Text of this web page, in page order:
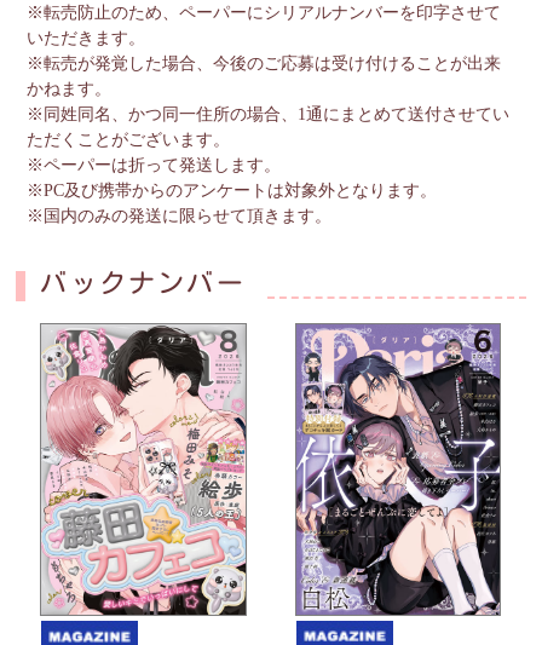
※転売防止のため、ペーパーにシリアルナンバーを印字させて
いただきます。
※転売が発覚した場合、今後のご応募は受け付けることが出来
かねます。
※同姓同名、かつ同一住所の場合、1通にまとめて送付させてい
ただくことがございます。
※ペーパーは折って発送します。
※PC及び携帯からのアンケートは対象外となります。
※国内のみの発送に限らせて頂きます。
バックナンバー